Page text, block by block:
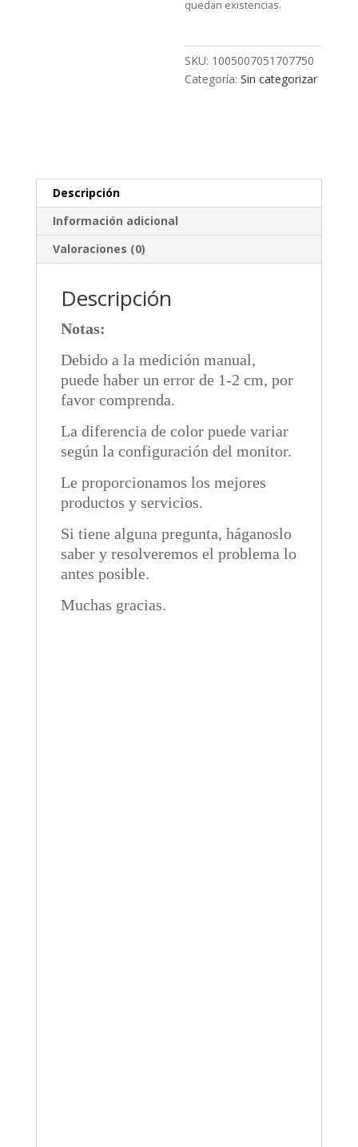
quedan existencias.
SKU: 1005007051707750
Categoría: Sin categorizar
Descripción
Información adicional
Valoraciones (0)
Descripción
Notas:
Debido a la medición manual,
puede haber un error de 1-2 cm, por
favor comprenda.
La diferencia de color puede variar
según la configuración del monitor.
Le proporcionamos los mejores
productos y servicios.
Si tiene alguna pregunta, háganoslo
saber y resolveremos el problema lo
antes posible.
Muchas gracias.